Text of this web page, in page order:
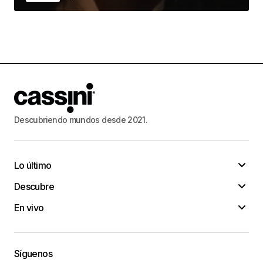
Descubriendo mundos desde 2021.
Lo último
Descubre
En vivo
Síguenos